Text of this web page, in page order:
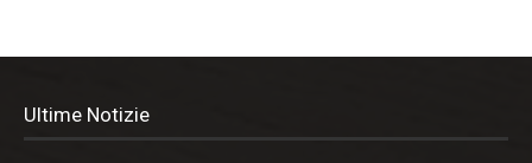
Ultime Notizie